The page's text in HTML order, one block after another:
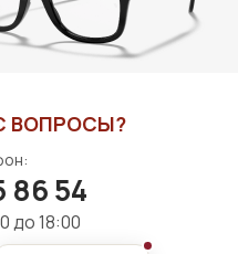
ВОПРОСЫ?
86 54
до 18:00